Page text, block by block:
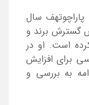
سال
گسترش برند و
است. او در
برای افزایش
به بررسی و